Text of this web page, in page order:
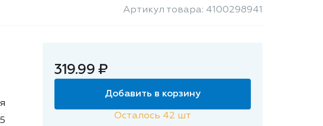
Артикул товара: 4100298941
319.99 ₽
Добавить в корзину
Осталось 42 шт